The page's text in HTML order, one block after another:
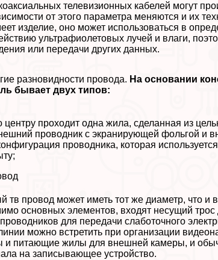
телевизионных кабелей могут
от этого параметра меняются и их
изделие, оно может использоваться в
ультрафиолетовых лучей и влаги,
или передачи других данных.
разновидности провода. На основании
бывает двух типов:
центру проходит одна жила, сделанная из
проводник с экранирующей фольгой и
проводника, которая
тв провод может иметь тот же диаметр, что и
основных элементов, входят несущий трос
для передачи слаботочного
можно встретить при организации
и питающие жилы для внешней камеры, и
на записывающее устройство.